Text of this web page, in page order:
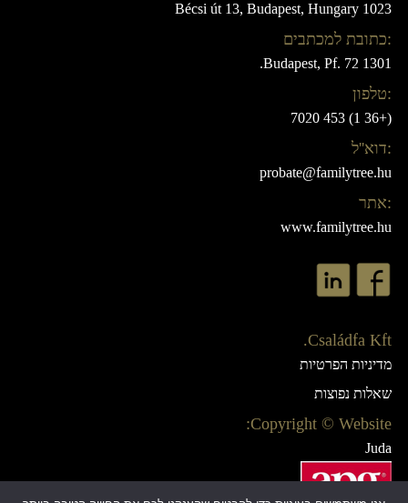
Bécsi út 13, Budapest, Hungary 1023
:כתובת למכתבים
1301 Budapest, Pf. 72.
:טלפון
(+36 1) 453 7020
:דוא''ל
probate@familytree.hu
:אתר
www.familytree.hu
Családfa Kft.
מדיניות הפרטיות
שאלות נפוצות
Copyright © Website:
Juda
Webdesign: